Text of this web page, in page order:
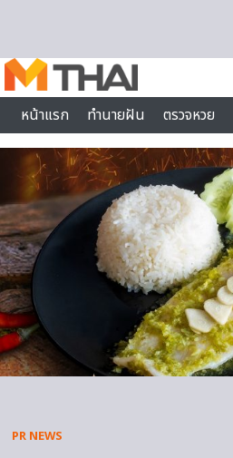
หน้าแรก
ทำนายฝัน ตรวจหวย
ไลฟ์สไตล์
PR NEWS